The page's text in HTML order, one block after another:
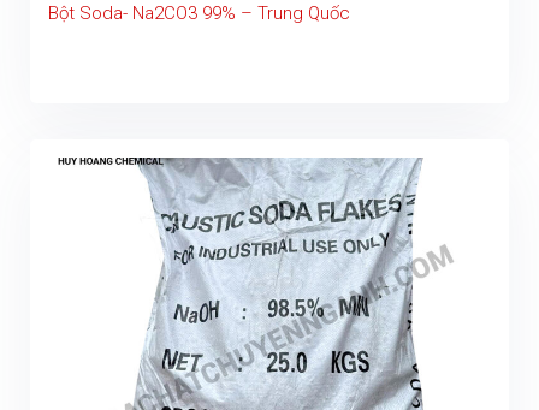
Bột Soda- Na2CO3 99% – Trung Quốc